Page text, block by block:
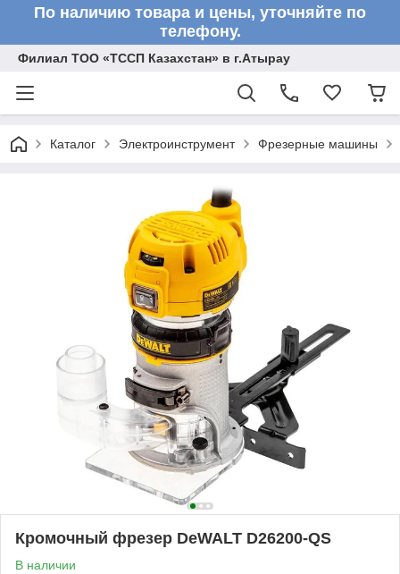
По наличию товара и цены, уточняйте по
телефону.
Филиал ТОО «ТССП Казахстан» в г.Атырау
Каталог Электроинструмент Фрезерные машины
Кромочный фрезер DeWALT D26200-QS
В наличии